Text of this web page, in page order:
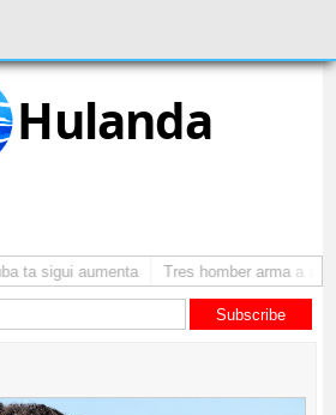
Hulanda
ta sigui aumenta Tres homber arma a
Subscribe